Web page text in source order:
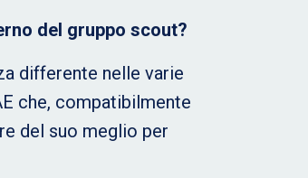
del gruppo scout?
differente nelle varie
che, compatibilmente
del suo meglio per